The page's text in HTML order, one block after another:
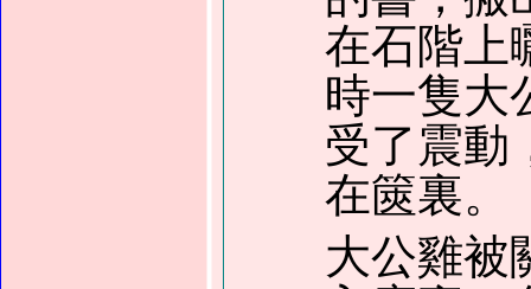
在石階上
時一隻大
受了震動
在篋裏。
大公雞被